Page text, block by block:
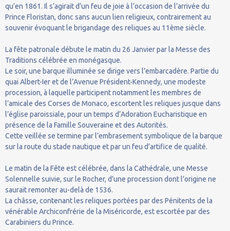
qu’en 1861. Il s’agirait d’un feu de joie à l’occasion de l’arrivée du
Prince Floristan, donc sans aucun lien religieux, contrairement au
souvenir évoquant le brigandage des reliques au 11ème siècle.
La fête patronale débute le matin du 26 Janvier par la Messe des
Traditions célébrée en monégasque.
Le soir, une barque illuminée se dirige vers l’embarcadère. Partie du
quai Albert-Ier et de l’Avenue Président-Kennedy, une modeste
procession, à laquelle participent notamment les membres de
l’amicale des Corses de Monaco, escortent les reliques jusque dans
l’église paroissiale, pour un temps d’Adoration Eucharistique en
présence de la Famille Souveraine et des Autorités.
Cette veillée se termine par l’embrasement symbolique de la barque
sur la route du stade nautique et par un feu d’artifice de qualité.
Le matin de la Fête est célébrée, dans la Cathédrale, une Messe
Solennelle suivie, sur le Rocher, d’une procession dont l’origine ne
saurait remonter au-delà de 1536.
La châsse, contenant les reliques portées par des Pénitents de la
vénérable Archiconfrérie de la Miséricorde, est escortée par des
Carabiniers du Prince.